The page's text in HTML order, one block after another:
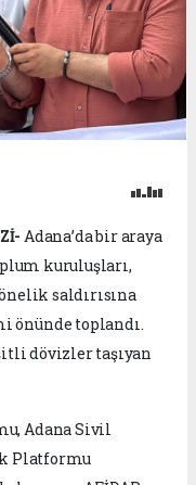
Adana’da bir araya
kuruluşları,
saldırısına
önünde toplandı.
dövizler taşıyan
Adana Sivil
Platformu